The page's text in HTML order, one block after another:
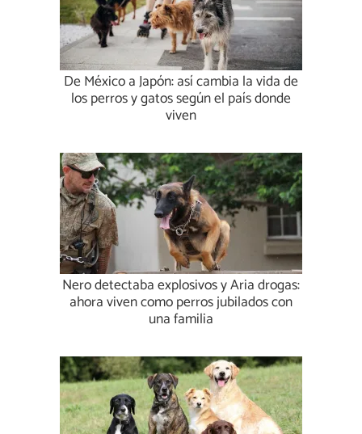
De México a Japón: así cambia la vida de
los perros y gatos según el país donde
viven
Nero detectaba explosivos y Aria drogas:
ahora viven como perros jubilados con
una familia